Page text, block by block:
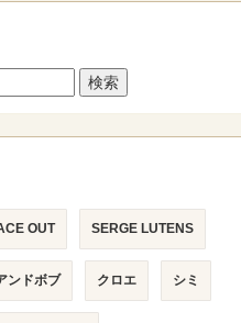
検索
OUT SERGE LUTENS
ンドボブ クロエ シミ